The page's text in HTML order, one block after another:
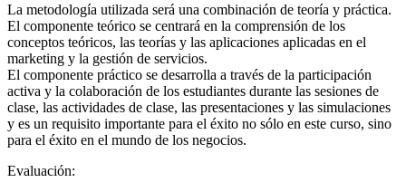
La metodología utilizada será una combinación de teoría y práctica.
El componente teórico se centrará en la comprensión de los
conceptos teóricos, las teorías y las aplicaciones aplicadas en el
marketing y la gestión de servicios.
El componente práctico se desarrolla a través de la participación
activa y la colaboración de los estudiantes durante las sesiones de
clase, las actividades de clase, las presentaciones y las simulaciones
y es un requisito importante para el éxito no sólo en este curso, sino
para el éxito en el mundo de los negocios.
Evaluación: